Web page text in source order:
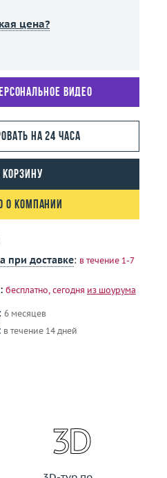
цена?
видео
на 24 часа
корзину
о компании
при доставке: в течение 1-7
бесплатно, сегодня из шоурума
: 6 месяцев
в течение 14 дней